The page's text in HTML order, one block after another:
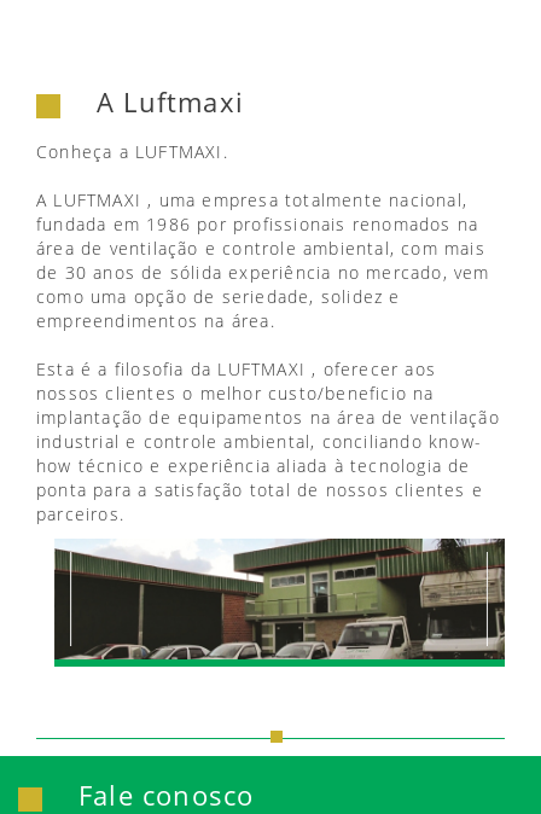
A Luftmaxi
Conheça a LUFTMAXI.
A LUFTMAXI , uma empresa totalmente nacional,
fundada em 1986 por profissionais renomados na
área de ventilação e controle ambiental, com mais
de 30 anos de sólida experiência no mercado, vem
como uma opção de seriedade, solidez e
empreendimentos na área.
Esta é a filosofia da LUFTMAXI , oferecer aos
nossos clientes o melhor custo/beneficio na
implantação de equipamentos na área de ventilação
industrial e controle ambiental, conciliando know-
how técnico e experiência aliada à tecnologia de
ponta para a satisfação total de nossos clientes e
parceiros.
Fale conosco